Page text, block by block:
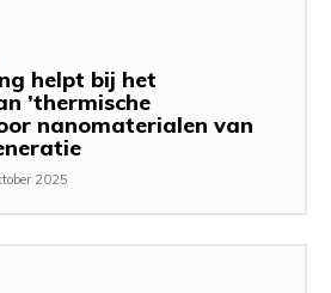
helpt bij het
’thermische
nanomaterialen van
2025